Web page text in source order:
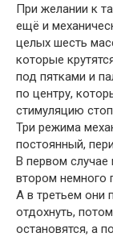
При желании к
ещё и
целых шесть
которые
под пятками и
по центру,
стимуляцию
Три режима
постоянный,
В первом
втором немного
А в третьем они
отдохнуть,
остановятся, а